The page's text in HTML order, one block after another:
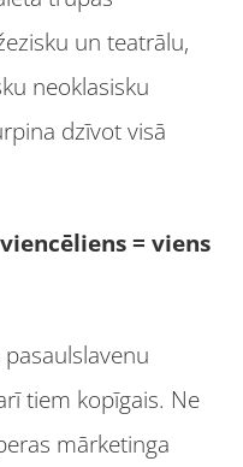
un teatrālu,
neoklasisku
dzīvot visā
= viens
tiem kopīgais. Ne
mārketinga